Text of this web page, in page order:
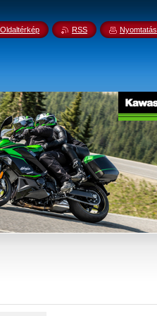
Oldaltérkép RSS Nyomtatás